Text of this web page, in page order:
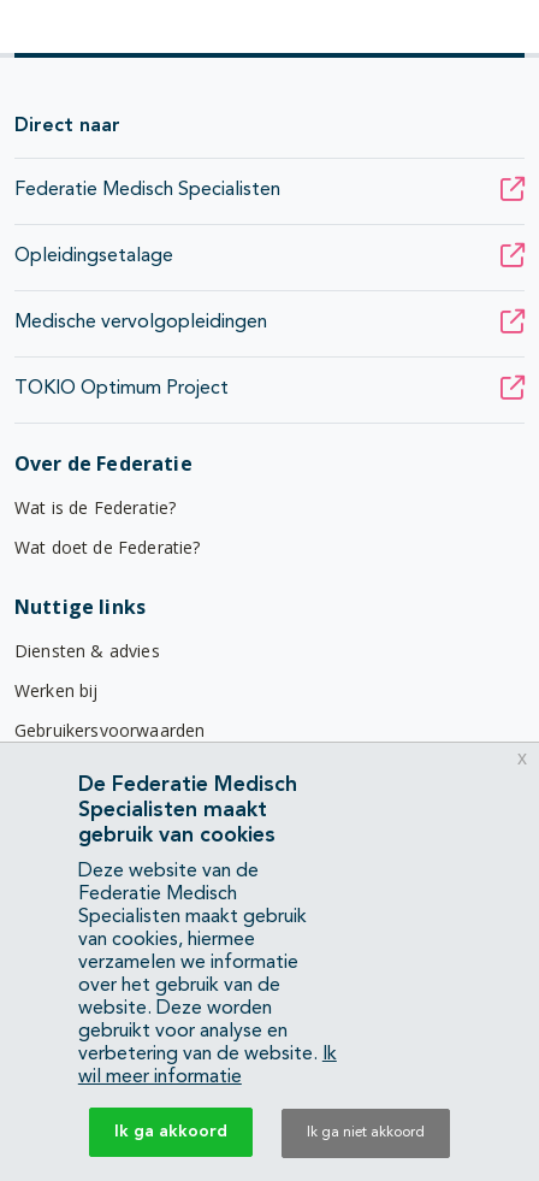
Direct naar
Federatie Medisch Specialisten
Opleidingsetalage
Medische vervolgopleidingen
TOKIO Optimum Project
Over de Federatie
Wat is de Federatie?
Wat doet de Federatie?
Nuttige links
Diensten & advies
Werken bij
Gebruikersvoorwaarden
Privacyverklaring
Contact
Mercatorlaan 1200
3528 BL Utrecht
(088) 505 34 34
info@richtlijnendatabase.nl
YouTubeLinkedIn
KvK Federatie Medisch Specialisten:40483480
Privacyverklaring
De Federatie Medisch
Specialisten maakt
gebruik van cookies
Deze website van de
Federatie Medisch
Specialisten maakt gebruik
van cookies, hiermee
verzamelen we informatie
over het gebruik van de
website. Deze worden
gebruikt voor analyse en
verbetering van de website.
Ik
wil meer informatie
Ik ga akkoord Ik ga niet akkoord
x